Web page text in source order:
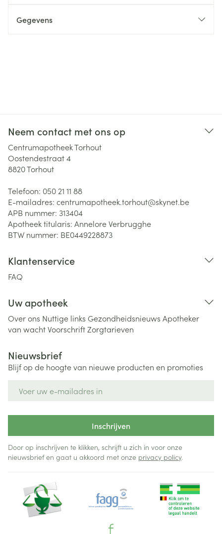
Gegevens
Neem contact met ons op
Centrumapotheek Torhout
Oostendestraat 4
8820Torhout
Telefoon: 050 21 11 88
E-mailadres: centrumapotheek.torhout@skynet.be
APB nummer: 313404
Apotheek titularis: Annelore Verbrugghe
BTW nummer: BE0449228873
Klantenservice
FAQ
Uw apotheek
Over ons Nuttige links Gezondheidsnieuws Apotheker
van wachtVoorschriftZorgtarieven
Nieuwsbrief
Blijf op de hoogte van nieuwe producten en promoties
Inschrijven
Door op inschrijven te klikken, schrijft u zich in voor onze
nieuwsbrief en gaat u akkoord met onze privacy policy.